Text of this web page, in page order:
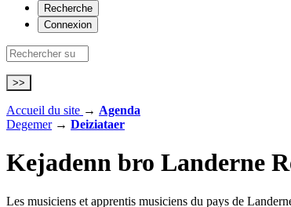
Recherche
Connexion
Accueil du site → Agenda
Degemer → Deiziataer
Kejadenn bro Landerne
Les musiciens et apprentis musiciens du pays de